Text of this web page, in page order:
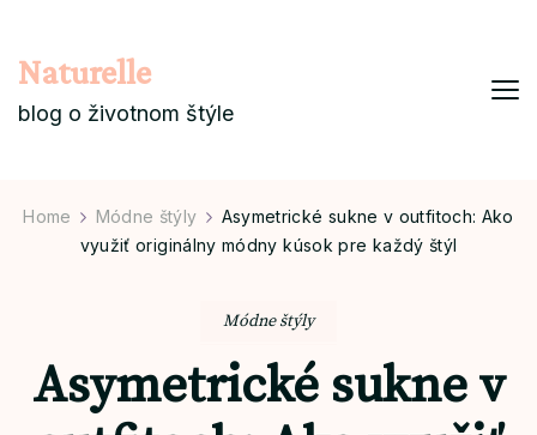
Naturelle
blog o životnom štýle
Home Módne štýly
Asymetrické sukne v outfitoch: Ako
využiť originálny módny kúsok pre každý štýl
Módne štýly
Asymetrické sukne v